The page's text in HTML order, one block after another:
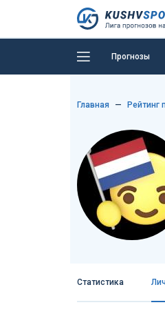
Прогнозы
Главная Рейтинг
Статистика